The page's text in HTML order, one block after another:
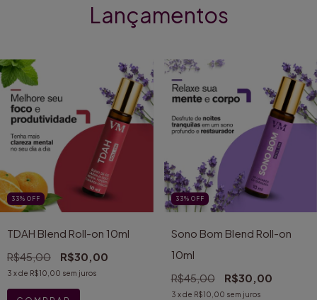
Lançamentos
33% OFF
TDAH Blend Roll-on 10ml
R$45,00
R$30,00
3 x de R$10,00 sem juros
33% OFF
Sono Bom Blend Roll-on
10ml
R$45,00
R$30,00
3 x de R$10,00 sem juros